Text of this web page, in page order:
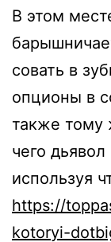
В этом
совать в
опционы в
также тому
чего
используя
https://
kotoryi-